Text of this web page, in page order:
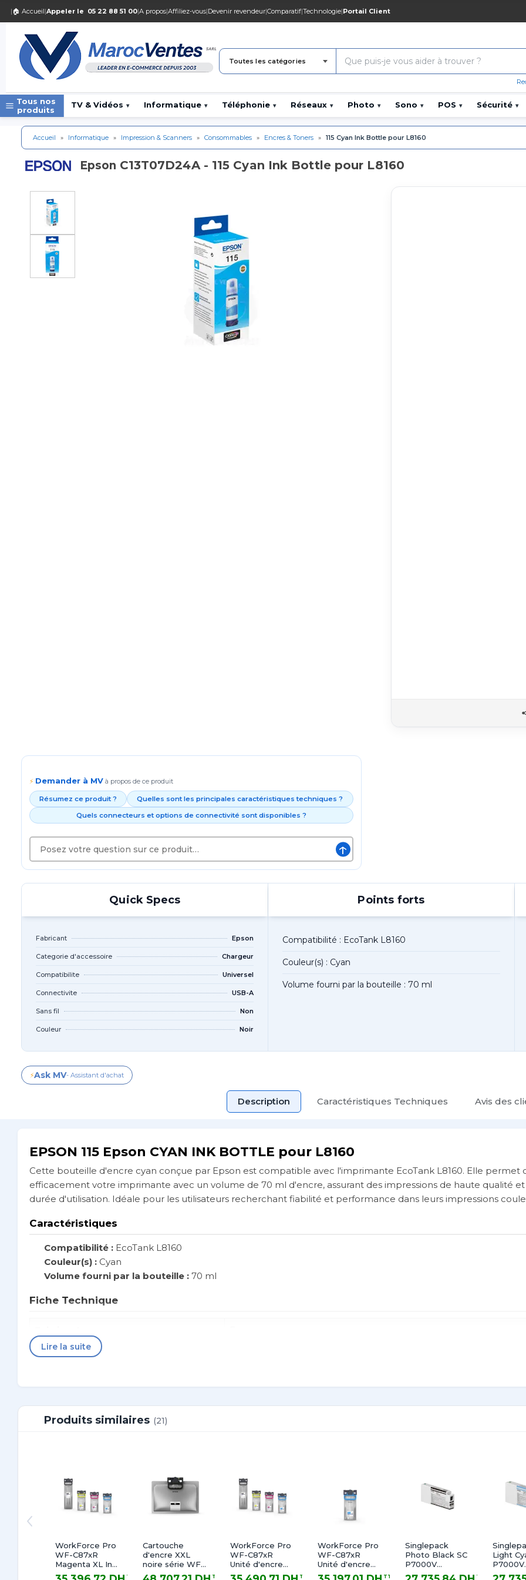
| 🏠 Accueil|Appeler le 05 22 88 51 00|A propos|Affiliez-vous|Devenir revendeur|Comparatif|Technologie|Portail Client
Toutes les catégories
Tous nos
produits
TV & Vidéos ▾ Informatique ▾ Téléphonie ▾ Réseaux ▾ Photo ▾ Sono ▾ POS ▾ Sécurité ▾
Accueil » Informatique » Impression & Scanners » Consommables » Encres & Toners » 115 Cyan Ink Bottle pour L8160
Epson C13T07D24A - 115 Cyan Ink Bottle pour L8160
⚡ Demander à MV à propos de ce produit
Résumez ce produit ?
Quelles sont les principales caractéristiques techniques ?
Quels connecteurs et options de connectivité sont disponibles ?
↑
Quick Specs
Fabricant Epson
Categorie d'accessoire Chargeur
Compatibilite Universel
Connectivite USB-A
Sans fil Non
Couleur Noir
Points forts
Compatibilité : EcoTank L8160
Couleur(s) : Cyan
Volume fourni par la bouteille : 70 ml
⚡Ask MV- Assistant d'achat
Description Caractéristiques Techniques Avis des
EPSON 115 Epson CYAN INK BOTTLE pour L8160
Cette bouteille d'encre cyan conçue par Epson est compatible avec l'imprimante EcoTank L8160. Elle permet
efficacement votre imprimante avec un volume de 70 ml d'encre, assurant des impressions de haute qualité
durée d'utilisation. Idéale pour les utilisateurs recherchant fiabilité et performance dans leurs impressions
Caractéristiques
Compatibilité : EcoTank L8160
Couleur(s) : Cyan
Volume fourni par la bouteille : 70 ml
Fiche Technique
Référence
Volume fourni
Lire la suite
Produits similaires (21)
WorkForce Pro
WF-C87xR
Magenta XL Ink
Supply Unit
TTC
Cartouche
d'encre XXL
noire série WF-
M52xx/57xx
TTC
WorkForce Pro
WF-C87xR
Unité d'encre
jaune XL
TTC
WorkForce Pro
WF-C87xR
Unité d'encre
Cyan XL
TTC
Singlepack
Photo Black SC
P7000V
UtraChrome
TTC
Light
P7000V